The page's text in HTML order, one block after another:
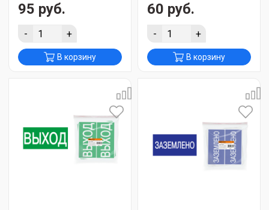
95 руб.
- +
В корзину
60 руб.
- +
В корзину